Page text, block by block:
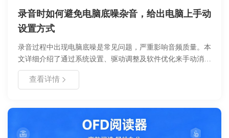
录音时如何避免电脑底噪杂音，给出电脑上手动
设置方式
录音过程中出现电脑底噪是常见问题，严重影响音频质量。本
文详细介绍了通过系统设置、驱动调整及软件优化来手动消除
底噪的方法。涵盖 Windows 与 Mac 系统的具体操作步骤，帮
助用户快速定位噪音源并实施降噪方案，提升录音清晰度。适
查看详情